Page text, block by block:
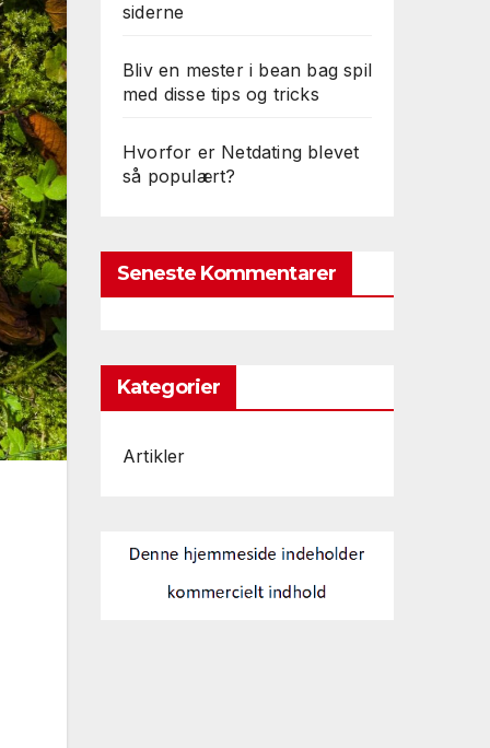
siderne
Bliv en mester i bean bag spil
med disse tips og tricks
Hvorfor er Netdating blevet
så populært?
Seneste Kommentarer
Kategorier
Artikler